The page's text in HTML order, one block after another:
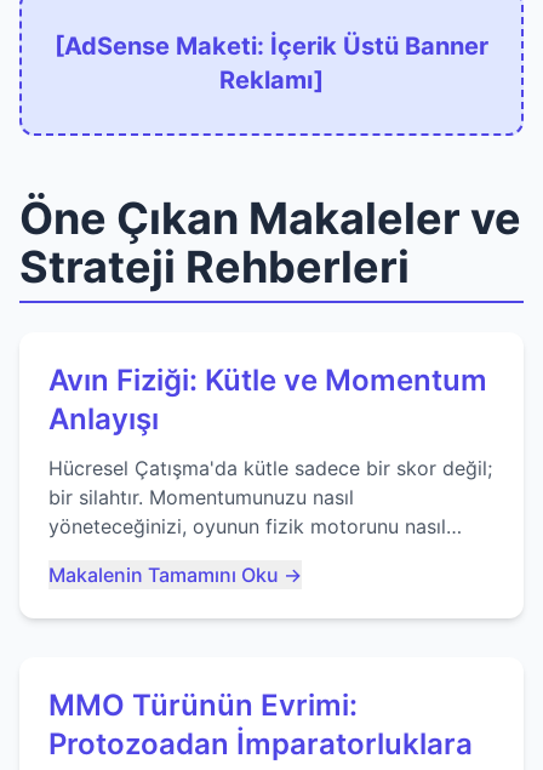
[AdSense Maketi: İçerik Üstü Banner
Reklamı]
Öne Çıkan Makaleler ve
Strateji Rehberleri
Avın Fiziği: Kütle ve Momentum
Anlayışı
Hücresel Çatışma'da kütle sadece bir skor değil;
bir silahtır. Momentumunuzu nasıl
yöneteceğinizi, oyunun fizik motorunu nasıl
ustalaşacağınızı öğrenin...
Makalenin Tamamını Oku →
MMO Türünün Evrimi:
Protozoadan İmparatorluklara